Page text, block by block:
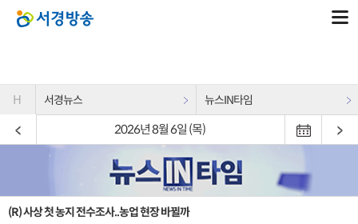
H 서경뉴스 뉴스IN타임
2026년 8월 6일 (목)
(R) 사상 첫 농지 전수조사..농업 현장 바뀔까